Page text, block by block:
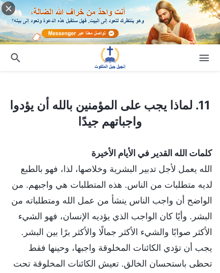
11. لماذا يجب على المؤمنين بالله أن يؤدوا
واجباتهم جيدًا
كلمات الله القدير في الأيام الأخيرة
الله يعمل لأجل تدبير البشرية وخلاصها، لذا، فهو بالطبع
لديه متطلبات من الناس. هذه المتطلبات هي واجبهم. من
الواضح أن واجب الناس ينشأ من عمل الله ومتطلباته من
البشر. وأيًا كان الواجب الذي يؤديه الإنسان، فهو الشيء
الأكثر صوابًا والشيء الأكثر جمالًا والأكثر برًا بين البشر.
يجب أن تؤدي الكائنات المخلوقة واجبها، وحينها فقط
تحظى باستحسان الخالق. تعيش الكائنات المخلوقة تحت